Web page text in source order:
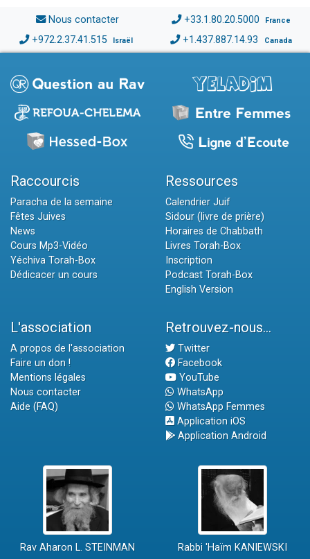
Nous contacter +33.1.80.20.5000 France
+972.2.37.41.515 Israël +1.437.887.14.93 Canada
Raccourcis
Paracha de la semaine
Fêtes Juives
News
Cours Mp3-Vidéo
Yéchiva Torah-Box
Dédicacer un cours
Ressources
Calendrier Juif
Sidour (livre de prière)
Horaires de Chabbath
Livres Torah-Box
Inscription
Podcast Torah-Box
English Version
L'association
A propos de l'association
Faire un don !
Mentions légales
Nous contacter
Aide (FAQ)
Retrouvez-nous...
Twitter
Facebook
YouTube
WhatsApp
WhatsApp Femmes
Application iOS
Application Android
Rav Aharon L. STEINMAN Rabbi 'Haïm KANIEWSKI